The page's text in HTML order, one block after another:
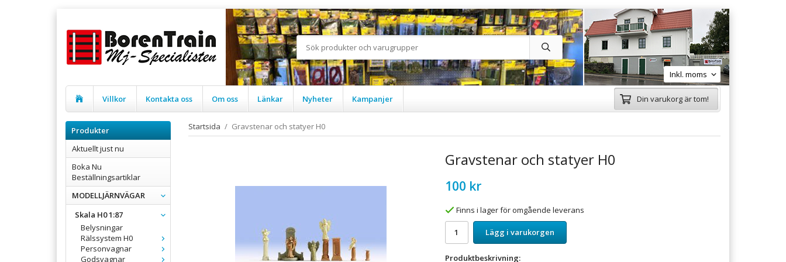
Villkor Kontakta oss Om oss Länkar Nyheter Kampanjer Din varukorg är tom!
Produkter
Aktuellt just nu
Boka Nu
Beställningsartiklar
MODELLJÄRNVÄGAR
Skala H0 1:87
Belysningar
Rälssystem H0
Personvagnar
Godsvagnar
Startsida / Gravstenar och statyer H0
Gravstenar och statyer H0
100 kr
Finns i lager för omgående leverans
Lägg i varukorgen
Produktbeskrivning: